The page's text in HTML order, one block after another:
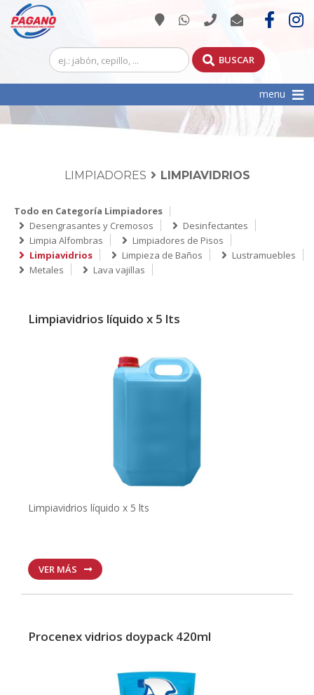
BUSCAR
Toggle
navigation
menu
LIMPIADORES LIMPIAVIDRIOS
Todo en Categoría Limpiadores
Desengrasantes y Cremosos
Desinfectantes
Limpia Alfombras
Limpiadores de Pisos
Limpiavidrios
Limpieza de Baños
Lustramuebles
Metales
Lava vajillas
Limpiavidrios líquido x 5 lts
Limpiavidrios líquido x 5 lts
VER MÁS
Procenex vidrios doypack 420ml